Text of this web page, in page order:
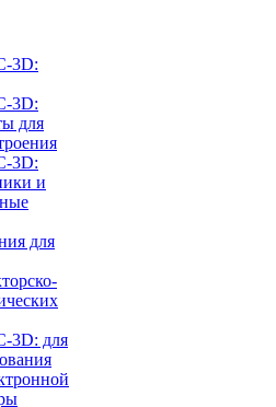
3D:
3D:
для
3D:
и
для
для